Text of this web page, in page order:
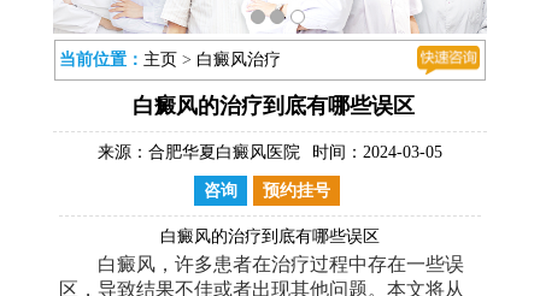
当前位置： 主页 > 白癜风治疗
白癜风的治疗到底有哪些误区
来源： 合肥华夏白癜风医院 时间：2024-03-05
咨询 预约挂号
白癜风的治疗到底有哪些误区
白癜风，许多患者在治疗过程中存在一些误
区，导致结果不佳或者出现其他问题。本文将从